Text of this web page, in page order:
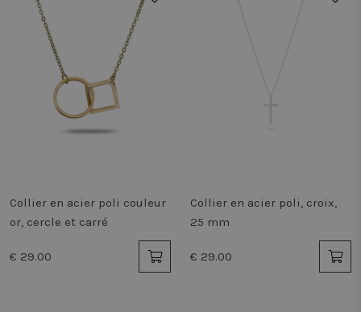
Collier en acier poli couleur
or, cercle et carré
€ 29.00
Collier en acier poli, croix,
25 mm
€ 29.00